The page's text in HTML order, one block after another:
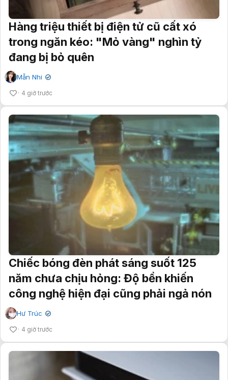
Hàng triệu thiết bị điện tử cũ cất xó
trong ngăn kéo: "Mỏ vàng" nghìn tỷ
đang bị bỏ quên
Mẫn Nhi ✔
4 giờ trước
Chiếc bóng đèn phát sáng suốt 125
năm chưa chịu hỏng: Độ bền khiến
công nghệ hiện đại cũng phải ngả nón
Hư Trúc ✔
4 giờ trước